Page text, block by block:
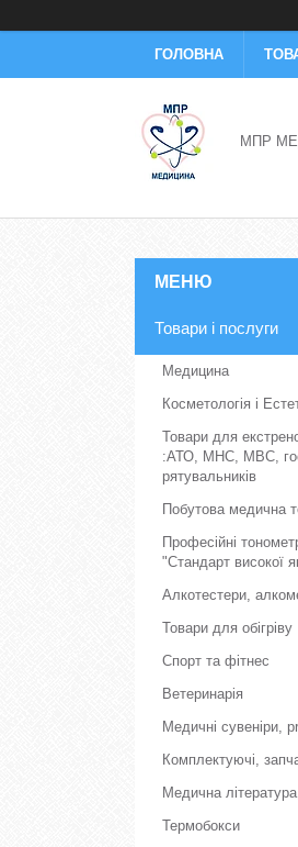
ГОЛОВНА
МПР
Товари і послуги
Медицина
Косметологія і
Товари для
:АТО, МНС, МВС,
рятувальників
Побутова медична
Професійні
"Стандарт високої
Алкотестери,
Товари для обігріву
Спорт та фітнес
Ветеринарія
Медичні сувеніри,
Комплектуючі,
Медична
Термобокси